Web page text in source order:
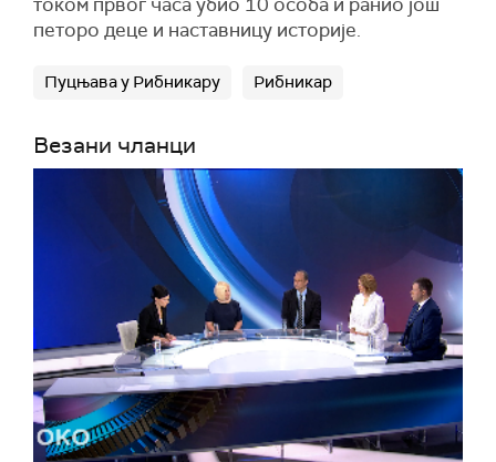
петоро деце и наставницу историје.
Пуцњава у Рибникару Рибникар
Везани чланци